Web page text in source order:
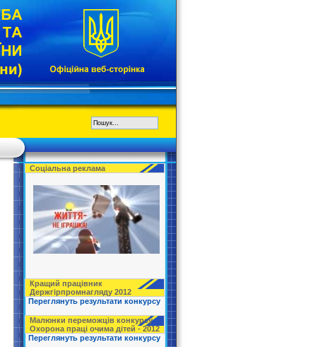
Соціальна реклама
Кращий працівник
Держгірпромнагляду 2012
Переглянуть результати конкурсу
Малюнки переможців конкурсу
Охорона праці очима дітей - 2012
Переглянуть результати конкурсу